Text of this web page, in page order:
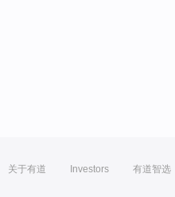
关于有道 Investors 有道智选